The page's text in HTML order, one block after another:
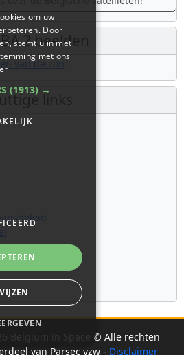
2 beelden
links
Belgium in Space © Alle rechten
van Parsec vzw - Disclaimer
om uw
Door
stemt u in met
met ons
(1913) →